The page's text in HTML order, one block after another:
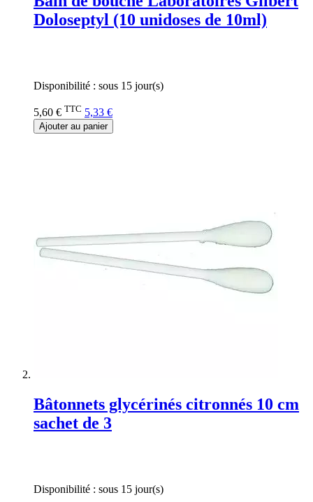
Doloseptyl (10 unidoses de 10ml)
Disponibilité : sous 15 jour(s)
5,60 € TTC 5,33 €
Ajouter au panier
Bâtonnets glycérinés citronnés 10 cm
sachet de 3
Disponibilité : sous 15 jour(s)